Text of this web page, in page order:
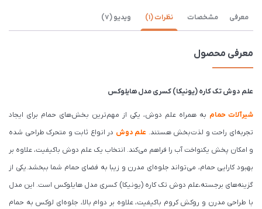
معرفی مشخصات نظرات (1) ویدیو (7)
معرفی محصول
علم دوش تک کاره (یونیکا) کسری مدل هایلوکس
شیرآلات حمام به همراه علم دوش، یکی از مهم‌ترین بخش‌های حمام برای ایجاد
تجربه‌ای راحت و لذت‌بخش هستند. علم دوش در انواع ثابت و متحرک طراحی شده
و امکان پخش یکنواخت آب را فراهم می‌کند. انتخاب یک علم دوش باکیفیت، علاوه بر
بهبود کارایی حمام، می‌تواند جلوه‌ای مدرن و زیبا به فضای حمام شما ببخشد.یکی از
گزینه‌های برجسته،علم دوش تک کاره (یونیکا) کسری مدل هایلوکس است. این مدل
با طراحی مدرن و روکش کروم باکیفیت، علاوه بر دوام بالا، جلوه‌ای لوکس به حمام